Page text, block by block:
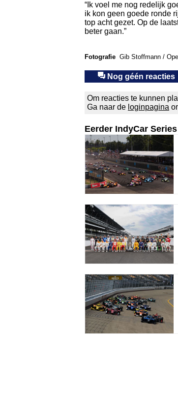
“Ik voel me nog redelijk
ik kon geen goede ronde
top acht gezet. Op de
beter gaan.”
Fotografie Gib Stoffmann /
Nog géén reacties
Om reacties te kunnen
Ga naar de loginpagina
Eerder IndyCar